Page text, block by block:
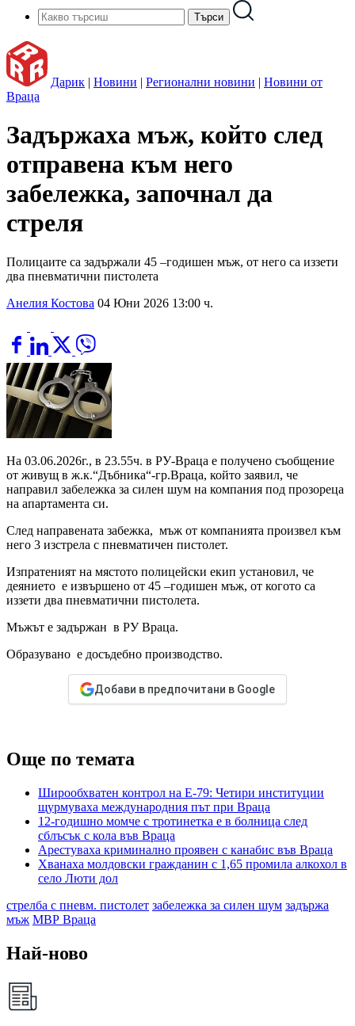
Дарик | Новини | Регионални новини | Новини от
Враца
Задържаха мъж, който след
отправена към него
забележка, започнал да
стреля
Полицаите са задържали 45 –годишен мъж, от него са иззети
два пневматични пистолета
Анелия Костова 04 Юни 2026 13:00 ч.
На 03.06.2026г., в 23.55ч. в РУ-Враца е получено съобщение
от живущ в ж.к.“Дъбника“-гр.Враца, който заявил, че
направил забележка за силен шум на компания под прозореца
на апартамента си.
След направената забежка, мъж от компанията произвел към
него 3 изстрела с пневматичен пистолет.
Изпратеният на мястото полицейски екип установил, че
деянието е извършено от 45 –годишен мъж, от когото са
иззети два пневматични пистолета.
Мъжът е задържан в РУ Враца.
Образувано е досъдебно производство.
Добави в предпочитани в Google
Още по темата
Широобхватен контрол на Е-79: Четири институции
щурмуваха международния път при Враца
12-годишно момче с тротинетка е в болница след
сблъсък с кола във Враца
Арестуваха криминално проявен с канабис във Враца
Хванаха молдовски гражданин с 1,65 промила алкохол в
село Люти дол
стрелба с пневм. пистолет забележка за силен шум задържа
мъж МВР Враца
Най-ново